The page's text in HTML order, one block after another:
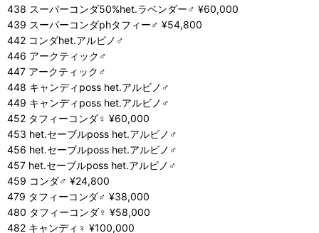
438 スーパーコンダ50%het.ラベンダー♂ ¥60,000
439 スーパーコンダphタフィー♂ ¥54,800
442 コンダhet.アルビノ♂
446 アークティック♂
447 アークティック♂
448 キャンディposs het.アルビノ♂
449 キャンディposs het.アルビノ♂
452 タフィーコンダ♀ ¥60,000
453 het.セーブルposs het.アルビノ♂
456 het.セーブルposs het.アルビノ♂
457 het.セーブルposs het.アルビノ♂
459 コンダ♂ ¥24,800
479 タフィーコンダ♂ ¥38,000
480 タフィーコンダ♀ ¥58,000
482 キャンディ♀ ¥100,000